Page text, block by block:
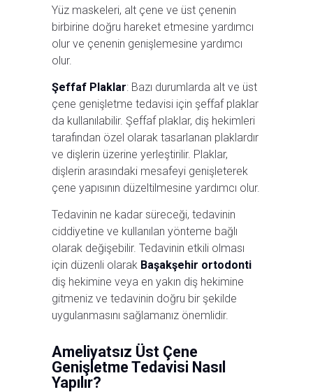
Yüz maskeleri, alt çene ve üst çenenin
birbirine doğru hareket etmesine yardımcı
olur ve çenenin genişlemesine yardımcı
olur.
Şeffaf Plaklar: Bazı durumlarda alt ve üst
çene genişletme tedavisi için şeffaf plaklar
da kullanılabilir. Şeffaf plaklar, diş hekimleri
tarafından özel olarak tasarlanan plaklardır
ve dişlerin üzerine yerleştirilir. Plaklar,
dişlerin arasındaki mesafeyi genişleterek
çene yapısının düzeltilmesine yardımcı olur.
Tedavinin ne kadar süreceği, tedavinin
ciddiyetine ve kullanılan yönteme bağlı
olarak değişebilir. Tedavinin etkili olması
için düzenli olarak Başakşehir ortodonti
diş hekimine veya en yakın diş hekimine
gitmeniz ve tedavinin doğru bir şekilde
uygulanmasını sağlamanız önemlidir.
Ameliyatsız Üst Çene
Genişletme Tedavisi Nasıl
Yapılır?